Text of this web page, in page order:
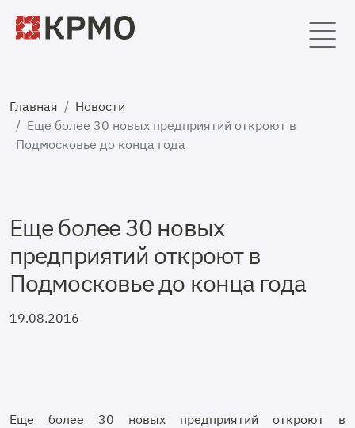
Главная
Новости
Еще более 30 новых предприятий откроют в
Подмосковье до конца года
Еще более 30 новых
предприятий откроют в
Подмосковье до конца года
19.08.2016
Еще более 30 новых предприятий откроют в